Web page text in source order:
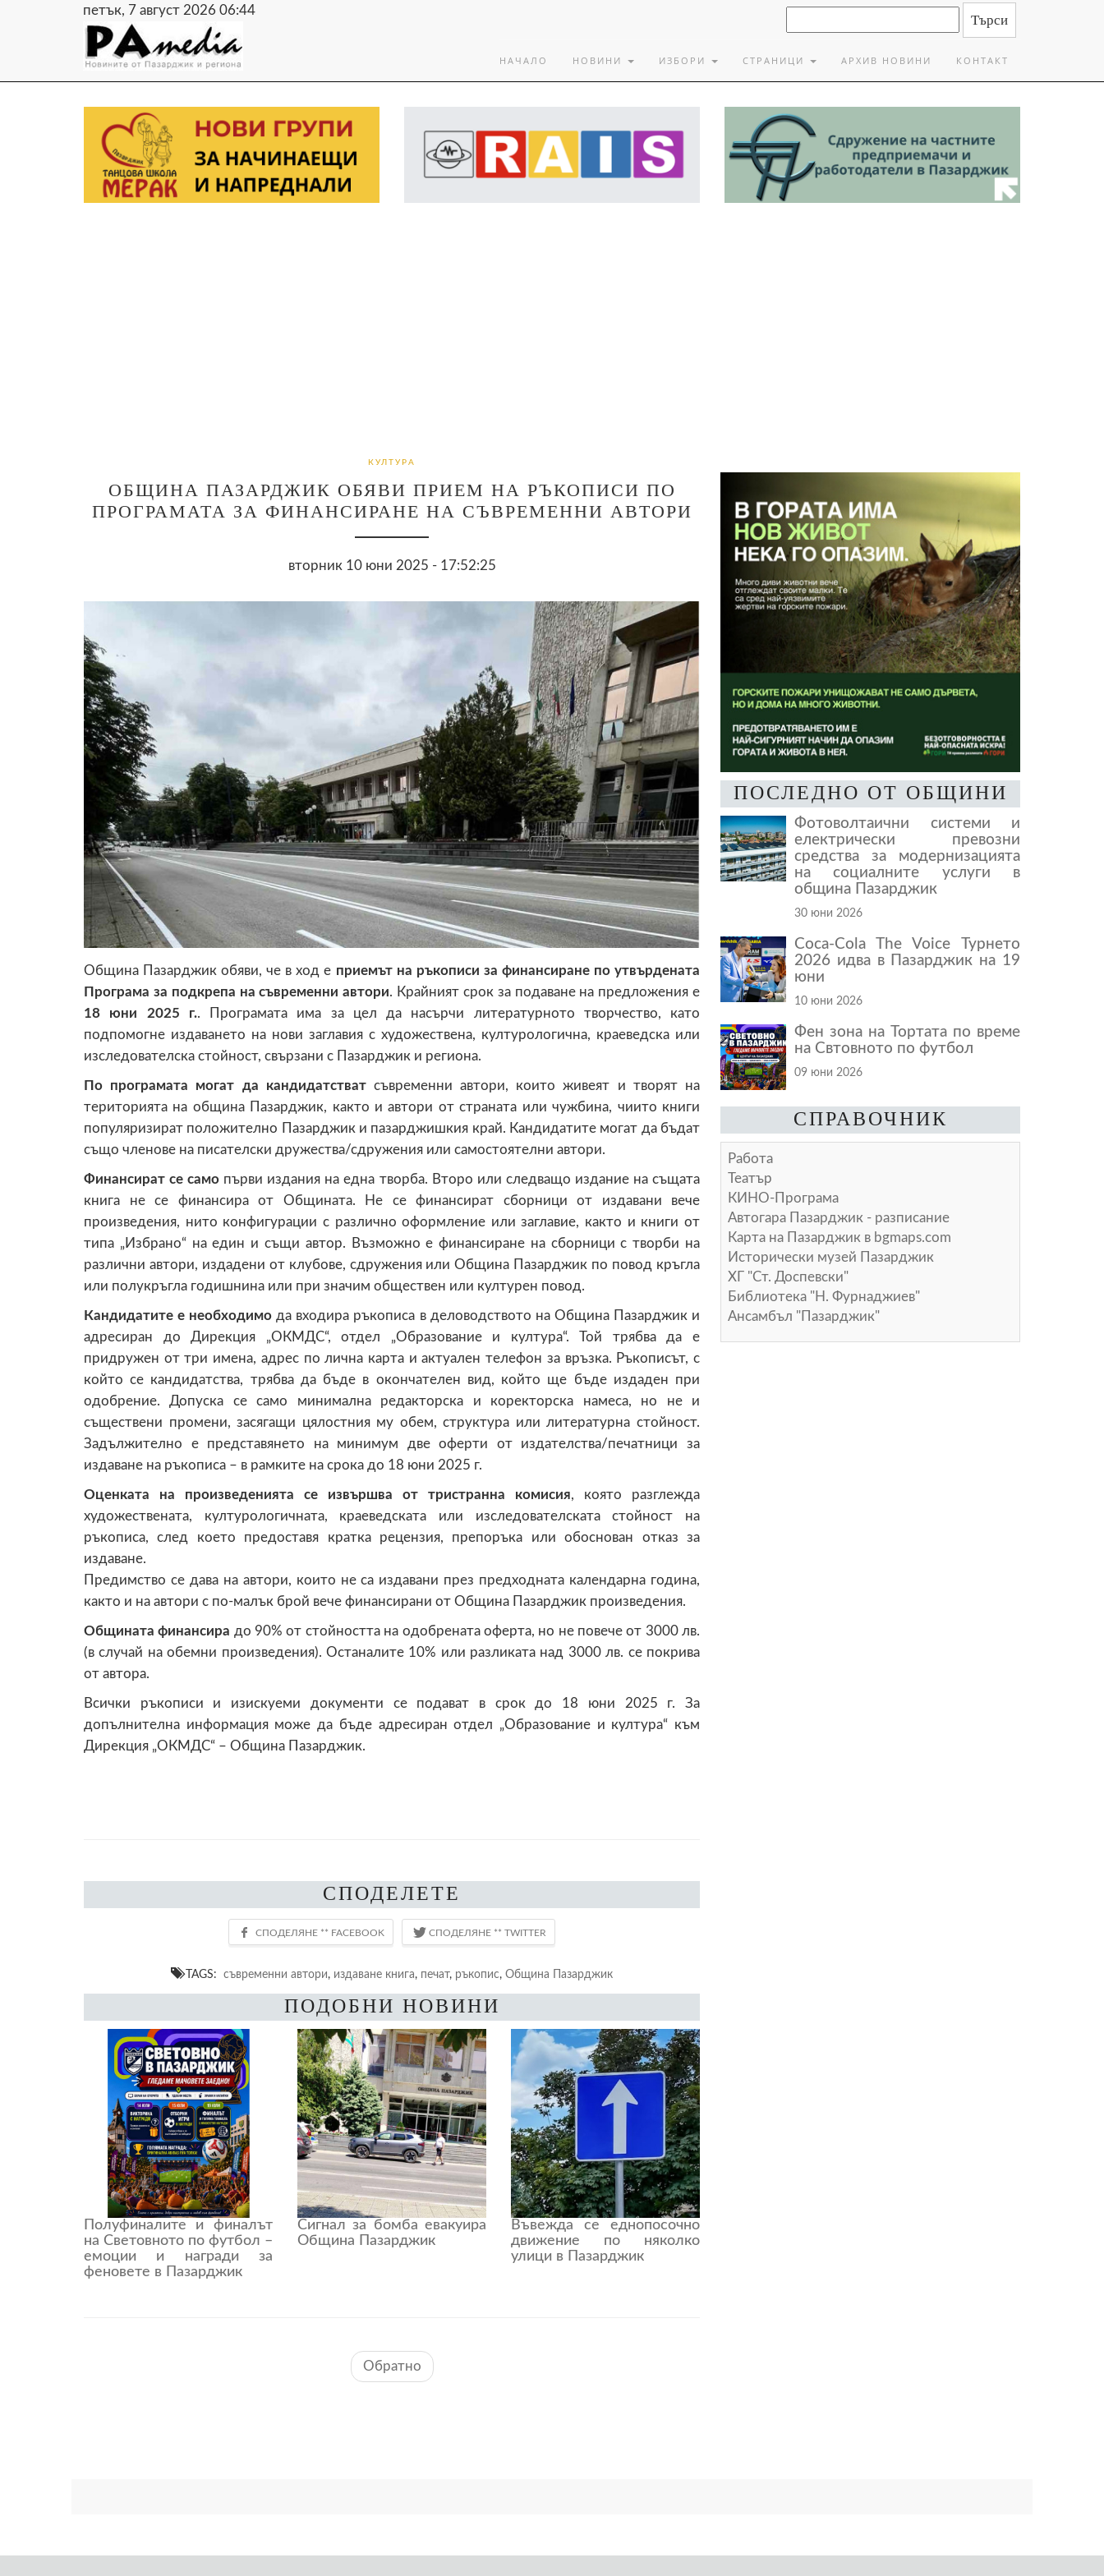
петък, 7 август 2026 06:44
НАЧАЛО НОВИНИ ИЗБОРИ СТРАНИЦИ АРХИВ НОВИНИ КОНТАКТ
КУЛТУРА
ОБЩИНА ПАЗАРДЖИК ОБЯВИ ПРИЕМ НА РЪКОПИСИ ПО
ПРОГРАМАТА ЗА ФИНАНСИРАНЕ НА СЪВРЕМЕННИ АВТОРИ
вторник 10 юни 2025 - 17:52:25
Община Пазарджик обяви, че в ход е приемът на ръкописи за финансиране по утвърдената
Програма за подкрепа на съвременни автори. Крайният срок за подаване на предложения е
18 юни 2025 г.. Програмата има за цел да насърчи литературното творчество, като
подпомогне издаването на нови заглавия с художествена, културологична, краеведска или
изследователска стойност, свързани с Пазарджик и региона.
По програмата могат да кандидатстватсъвременни автори, които живеят и творят на
територията на община Пазарджик, както и автори от страната или чужбина, чиито книги
популяризират положително Пазарджик и пазарджишкия край. Кандидатите могат да бъдат
също членове на писателски дружества/сдружения или самостоятелни автори.
Финансират се само първи издания на една творба. Второ или следващо издание на същата
книга не се финансира от Общината. Не се финансират сборници от издавани вече
произведения, нито конфигурации с различно оформление или заглавие, както и книги от
типа „Избрано“ на един и същи автор. Възможно е финансиране на сборници с творби на
различни автори, издадени от клубове, сдружения или Община Пазарджик по повод кръгла
или полукръгла годишнина или при значим обществен или културен повод.
Кандидатите е необходимо да входира ръкописа в деловодството на Община Пазарджик и
адресиран до Дирекция „ОКМДС“, отдел „Образование и култура“. Той трябва да е
придружен от три имена, адрес по лична карта и актуален телефон за връзка. Ръкописът, с
който се кандидатства, трябва да бъде в окончателен вид, който ще бъде издаден при
одобрение. Допуска се само минимална редакторска и коректорска намеса, но не и
съществени промени, засягащи цялостния му обем, структура или литературна стойност.
Задължително е представянето на минимум две оферти от издателства/печатници за
издаване на ръкописа – в рамките на срока до 18 юни 2025 г.
Оценката на произведенията се извършва от тристранна комисия, която разглежда
художествената, културологичната, краеведската или изследователската стойност на
ръкописа, след което предоставя кратка рецензия, препоръка или обоснован отказ за
издаване.
Предимство се дава на автори, които не са издавани през предходната календарна година,
както и на автори с по-малък брой вече финансирани от Община Пазарджик произведения.
Общината финансира до 90% от стойността на одобрената оферта, но не повече от 3000 лв.
(в случай на обемни произведения). Останалите 10% или разликата над 3000 лв. се покрива
от автора.
Всички ръкописи и изискуеми документи се подават в срок до 18 юни 2025 г. За
допълнителна информация може да бъде адресиран отдел „Образование и култура“ към
Дирекция „ОКМДС“ – Община Пазарджик.
СПОДЕЛЕТЕ
TAGS: съвременни автори, издаване книга, печат, ръкопис, Община Пазарджик
ПОДОБНИ НОВИНИ
Полуфиналите и финалът
на Световното по футбол –
емоции и награди за
феновете в Пазарджик
Сигнал за бомба евакуира
Община Пазарджик
Въвежда се еднопосочно
движение по няколко
улици в Пазарджик
Обратно
ПОСЛЕДНО ОТ ОБЩИНИ
Фотоволтаични системи и
електрически превозни
средства за модернизацията
на социалните услуги в
община Пазарджик
30 юни 2026
Coca-Cola The Voice Турнето
2026 идва в Пазарджик на 19
юни
10 юни 2026
Фен зона на Тортата по време
на Свтовното по футбол
09 юни 2026
СПРАВОЧНИК
Работа
Театър
КИНО-Програма
Автогара Пазарджик - разписание
Карта на Пазарджик в bgmaps.com
Исторически музей Пазарджик
ХГ "Ст. Доспевски"
Библиотека "Н. Фурнаджиев"
Ансамбъл "Пазарджик"